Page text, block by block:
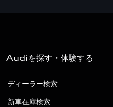
Audiを探す・体験する
ディーラー検索
新車在庫検索